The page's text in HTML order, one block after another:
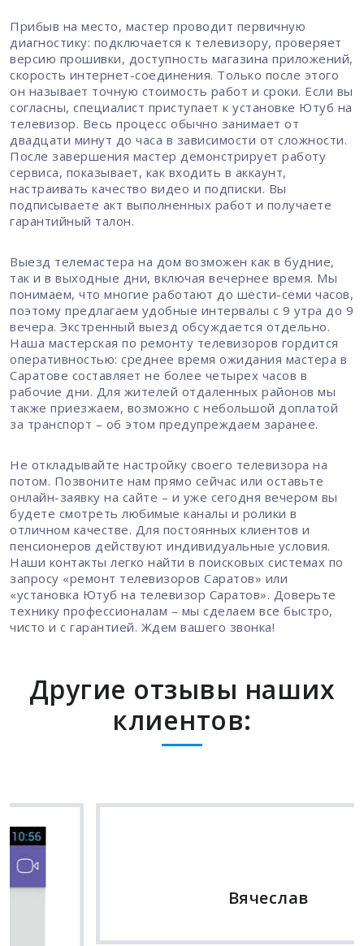
Прибыв на место, мастер проводит первичную
диагностику: подключается к телевизору, проверяет
версию прошивки, доступность магазина приложений,
скорость интернет-соединения. Только после этого
он называет точную стоимость работ и сроки. Если вы
согласны, специалист приступает к установке Ютуб на
телевизор. Весь процесс обычно занимает от
двадцати минут до часа в зависимости от сложности.
После завершения мастер демонстрирует работу
сервиса, показывает, как входить в аккаунт,
настраивать качество видео и подписки. Вы
подписываете акт выполненных работ и получаете
гарантийный талон.
Выезд телемастера на дом возможен как в будние,
так и в выходные дни, включая вечернее время. Мы
понимаем, что многие работают до шести-семи часов,
поэтому предлагаем удобные интервалы с 9 утра до 9
вечера. Экстренный выезд обсуждается отдельно.
Наша мастерская по ремонту телевизоров гордится
оперативностью: среднее время ожидания мастера в
Саратове составляет не более четырех часов в
рабочие дни. Для жителей отдаленных районов мы
также приезжаем, возможно с небольшой доплатой
за транспорт – об этом предупреждаем заранее.
Не откладывайте настройку своего телевизора на
потом. Позвоните нам прямо сейчас или оставьте
онлайн-заявку на сайте – и уже сегодня вечером вы
будете смотреть любимые каналы и ролики в
отличном качестве. Для постоянных клиентов и
пенсионеров действуют индивидуальные условия.
Наши контакты легко найти в поисковых системах по
запросу «ремонт телевизоров Саратов» или
«установка Ютуб на телевизор Саратов». Доверьте
технику профессионалам – мы сделаем все быстро,
чисто и с гарантией. Ждем вашего звонка!
Другие отзывы наших
клиентов: